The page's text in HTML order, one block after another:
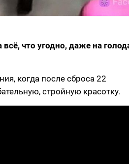
что угодно, даже на
когда после сброса 22
стройную красотку.